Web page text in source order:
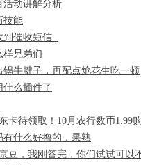
活动讲解分析
技能
到催收短信..
样兄弟们
锅牛腱子，再配点炝花生吃一顿
什么插件了
卡待领取！10月农行数币1.99
有什么好撸的，果熟
豆，我刚答完，你们试试可以